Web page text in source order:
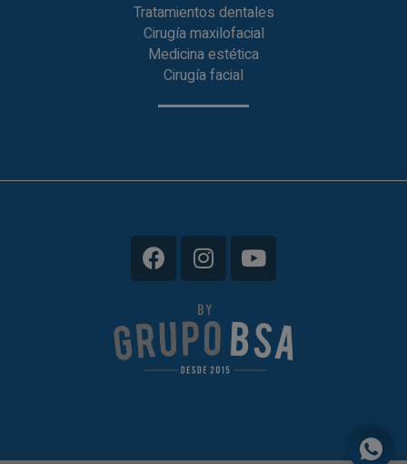
Tratamientos dentales
Cirugía maxilofacial
Medicina estética
Cirugía facial